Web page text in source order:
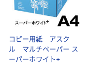
コピー用紙 アスク
ル マルチペーパー ス
ーパーホワイト+